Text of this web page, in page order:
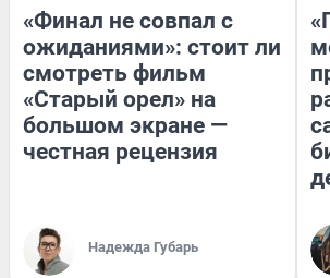
«Финал не совпал с
ожиданиями»: стоит ли
смотреть фильм
«Старый орел» на
большом экране —
честная рецензия
Надежда Губарь